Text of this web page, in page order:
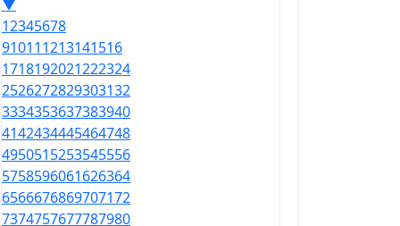
▼
12345678
910111213141516
1718192021222324
2526272829303132
3334353637383940
4142434445464748
4950515253545556
5758596061626364
6566676869707172
7374757677787980